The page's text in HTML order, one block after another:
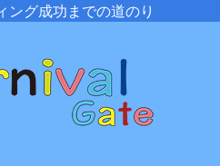
ング成功までの道のり